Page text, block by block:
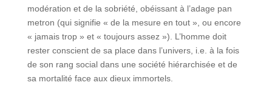
modération et de la sobriété, obéissant à l’adage pan
metron (qui signifie « de la mesure en tout », ou encore
« jamais trop » et « toujours assez »). L’homme doit
rester conscient de sa place dans l’univers, i.e. à la fois
de son rang social dans une société hiérarchisée et de
sa mortalité face aux dieux immortels.